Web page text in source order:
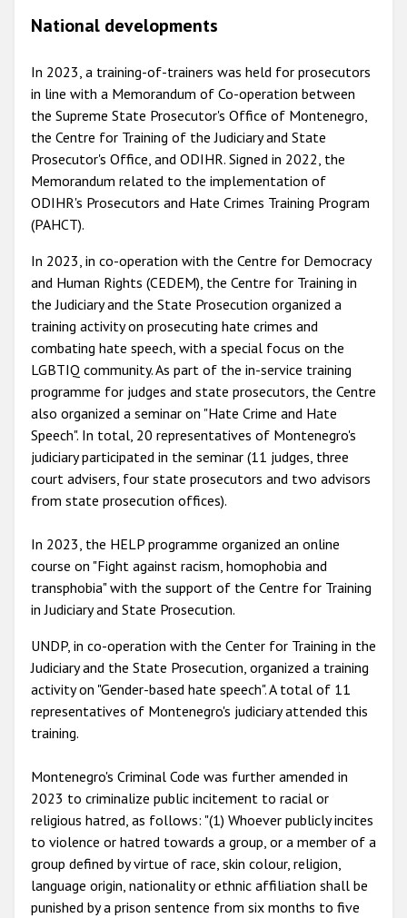
National developments
In 2023, a training-of-trainers was held for prosecutors
in line with a Memorandum of Co-operation between
the Supreme State Prosecutor's Office of Montenegro,
the Centre for Training of the Judiciary and State
Prosecutor's Office, and ODIHR. Signed in 2022, the
Memorandum related to the implementation of
ODIHR's Prosecutors and Hate Crimes Training Program
(PAHCT).
In 2023, in co-operation with the Centre for Democracy
and Human Rights (CEDEM), the Centre for Training in
the Judiciary and the State Prosecution organized a
training activity on prosecuting hate crimes and
combating hate speech, with a special focus on the
LGBTIQ community. As part of the in-service training
programme for judges and state prosecutors, the Centre
also organized a seminar on "Hate Crime and Hate
Speech". In total, 20 representatives of Montenegro's
judiciary participated in the seminar (11 judges, three
court advisers, four state prosecutors and two advisors
from state prosecution offices).
In 2023, the HELP programme organized an online
course on "Fight against racism, homophobia and
transphobia" with the support of the Centre for Training
in Judiciary and State Prosecution.
UNDP, in co-operation with the Center for Training in the
Judiciary and the State Prosecution, organized a training
activity on "Gender-based hate speech". A total of 11
representatives of Montenegro's judiciary attended this
training.
Montenegro's Criminal Code was further amended in
2023 to criminalize public incitement to racial or
religious hatred, as follows: "(1) Whoever publicly incites
to violence or hatred towards a group, or a member of a
group defined by virtue of race, skin colour, religion,
language origin, nationality or ethnic affiliation shall be
punished by a prison sentence from six months to five